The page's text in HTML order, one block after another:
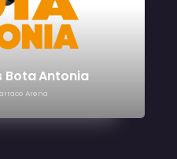
Bota Antonia
Arena